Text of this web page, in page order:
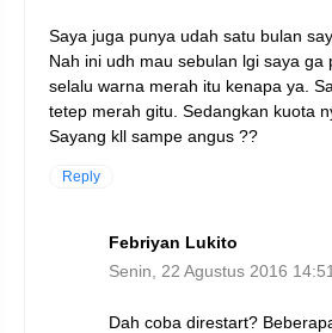
Saya juga punya udah satu bulan
Nah ini udh mau sebulan lgi saya ga
selalu warna merah itu kenapa ya.
tetep merah gitu. Sedangkan kuota
Sayang kll sampe angus ??
Reply
Febriyan Lukito
Senin, 22 Agustus 2016
Dah coba direstart?